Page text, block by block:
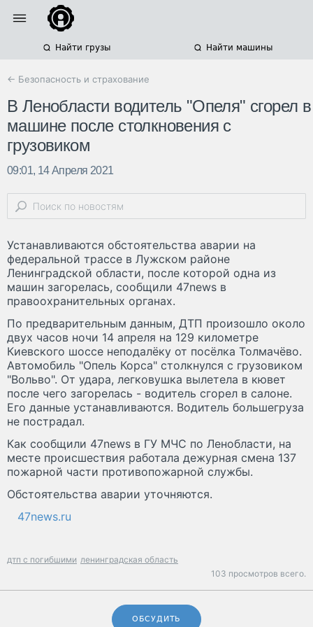
Найти грузы Найти машины
← Безопасность и страхование
В Ленобласти водитель "Опеля" сгорел в
машине после столкновения с
грузовиком
09:01, 14 Апреля 2021
Устанавливаются обстоятельства аварии на
федеральной трассе в Лужском районе
Ленинградской области, после которой одна из
машин загорелась, сообщили 47news в
правоохранительных органах.
По предварительным данным, ДТП произошло около
двух часов ночи 14 апреля на 129 километре
Киевского шоссе неподалёку от посёлка Толмачёво.
Автомобиль "Опель Корса" столкнулся с грузовиком
"Вольво". От удара, легковушка вылетела в кювет
после чего загорелась - водитель сгорел в салоне.
Его данные устанавливаются. Водитель большегруза
не пострадал.
Как сообщили 47news в ГУ МЧС по Ленобласти, на
месте происшествия работала дежурная смена 137
пожарной части противопожарной службы.
Обстоятельства аварии уточняются.
47news.ru
дтп с погибшими ленинградская область
103 просмотров всего.
ОБСУДИТЬ